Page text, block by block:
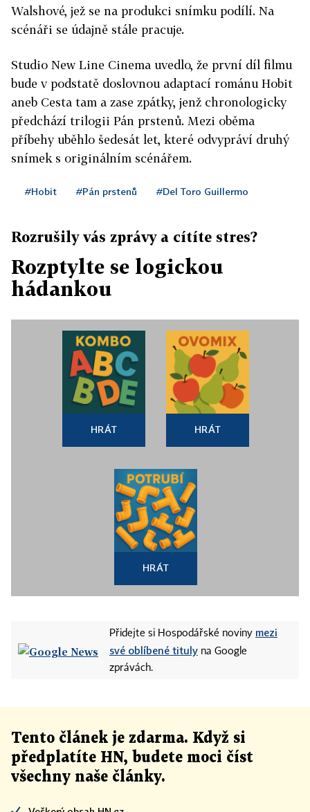
Walshové, jež se na produkci snímku podílí. Na
scénáři se údajně stále pracuje.
Studio New Line Cinema uvedlo, že první díl filmu
bude v podstatě doslovnou adaptací románu Hobit
aneb Cesta tam a zase zpátky, jenž chronologicky
předchází trilogii Pán prstenů. Mezi oběma
příbehy uběhlo šedesát let, které odvypráví druhý
snímek s originálním scénářem.
#Hobit #Pán prstenů #Del Toro Guillermo
Rozrušily vás zprávy a cítíte stres?
Rozptylte se logickou
hádankou
HRÁT HRÁT
HRÁT
Přidejte si Hospodářské noviny mezi
své oblíbené tituly na Google
zprávách.
Tento článek je zdarma. Když si
předplatíte HN, budete moci číst
všechny naše články.